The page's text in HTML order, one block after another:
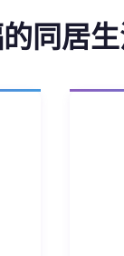
同居